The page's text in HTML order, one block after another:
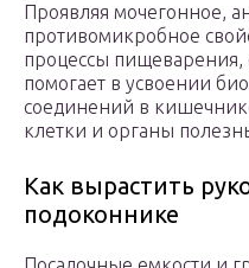
Проявляя мочегонное,
противомикробное
процессы пищеварения,
помогает в усвоении
соединений в
клетки и органы
Как вырастить
подоконнике